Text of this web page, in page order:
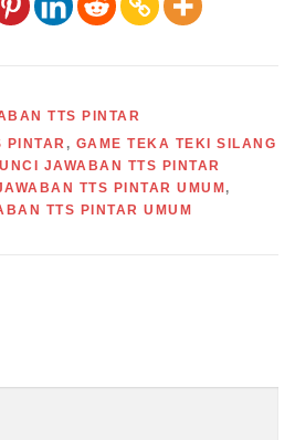
TTS PINTAR
PINTAR , GAME TEKA TEKI SILANG
JAWABAN TTS PINTAR
TTS PINTAR UMUM ,
TTS PINTAR UMUM